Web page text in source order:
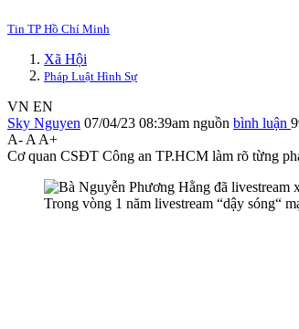
Tin TP Hồ Chí Minh
Xã Hội
Pháp Luật Hình Sự
VN EN
Sky Nguyen 07/04/23 08:39am nguồn bình luận
A- A A+
Cơ quan CSĐT Công an TP.HCM làm rõ từng
Trong vòng 1 năm livestream “dậy sóng“